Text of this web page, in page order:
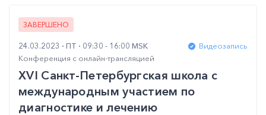
ЗАВЕРШЕНО
24.03.2023 ПТ 09:30 - 16:00 MSK
Видеозапись
Конференция с онлайн-трансляцией
XVI Санкт-Петербургская школа с
международным участием по
диагностике и лечению